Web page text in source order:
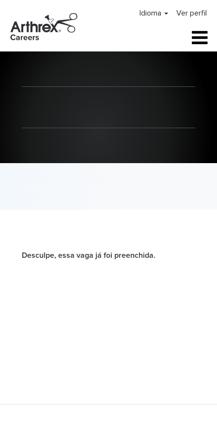
Idioma Ver perfil
Desculpe, essa vaga já foi preenchida.